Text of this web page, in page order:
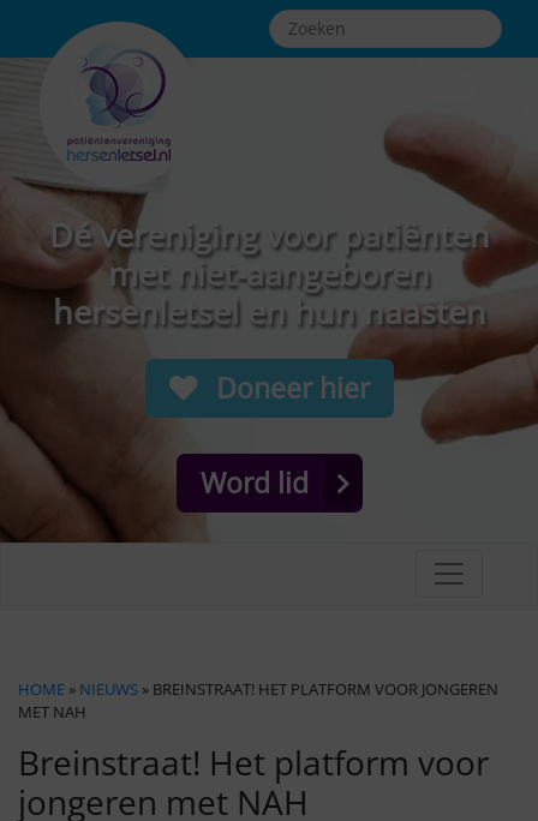
Dé vereniging voor patiënten
met niet-aangeboren
hersenletsel en hun naasten
Doneer hier
Word lid
HOME » NIEUWS » BREINSTRAAT! HET PLATFORM VOOR JONGEREN
MET NAH
Breinstraat! Het platform voor
jongeren met NAH